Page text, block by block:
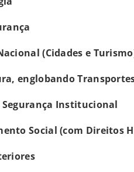
(Cidades e
englobando
Segurança Institucional
Social (com Direitos